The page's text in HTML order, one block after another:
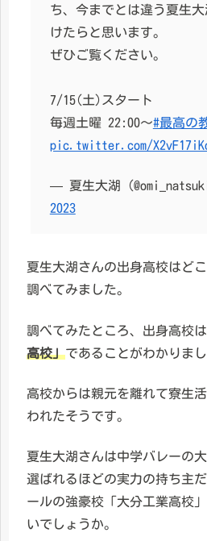
ち、今までとは違う夏生
けたらと思います。
ぜひご覧ください。
7/15(土)スタート
毎週土曜 22:00〜#最高の
pic.twitter.com/
— 夏生大湖
2023
夏生大湖さんの出身高校はど
調べてみました。
調べてみたところ、出身高校は
高校」であることがわかりまし
高校からは親元を離れて寮生
われたそうです。
夏生大湖さんは中学バレーの
選ばれるほどの実力の持ち主
ールの強豪校「大分工業高校
いでしょうか。